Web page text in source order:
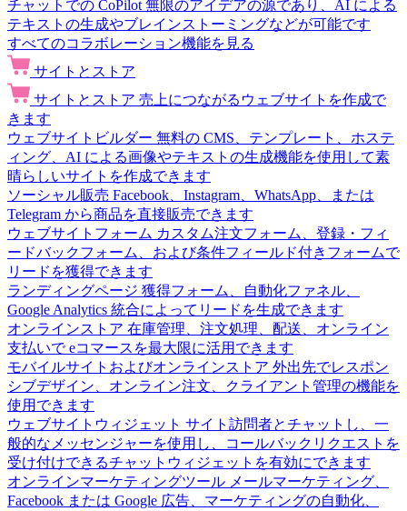
チャットでの CoPilot 無限のアイデアの源であり、AI による
テキストの生成やブレインストーミングなどが可能です
すべてのコラボレーション機能を見る
サイトとストア
サイトとストア 売上につながるウェブサイトを作成で
きます
ウェブサイトビルダー 無料の CMS、テンプレート、ホステ
ィング、AI による画像やテキストの生成機能を使用して素
晴らしいサイトを作成できます
ソーシャル販売 Facebook、Instagram、WhatsApp、または
Telegram から商品を直接販売できます
ウェブサイトフォーム カスタム注文フォーム、登録・フィ
ードバックフォーム、および条件フィールド付きフォームで
リードを獲得できます
ランディングページ 獲得フォーム、自動化ファネル、
Google Analytics 統合によってリードを生成できます
オンラインストア 在庫管理、注文処理、配送、オンライン
支払いで eコマースを最大限に活用できます
モバイルサイトおよびオンラインストア 外出先でレスポン
シブデザイン、オンライン注文、クライアント管理の機能を
使用できます
ウェブサイトウィジェット サイト訪問者とチャットし、一
般的なメッセンジャーを使用し、コールバックリクエストを
受け付けできるチャットウィジェットを有効にできます
オンラインマーケティングツール メールマーケティング、
Facebook または Google 広告、マーケティングの自動化、